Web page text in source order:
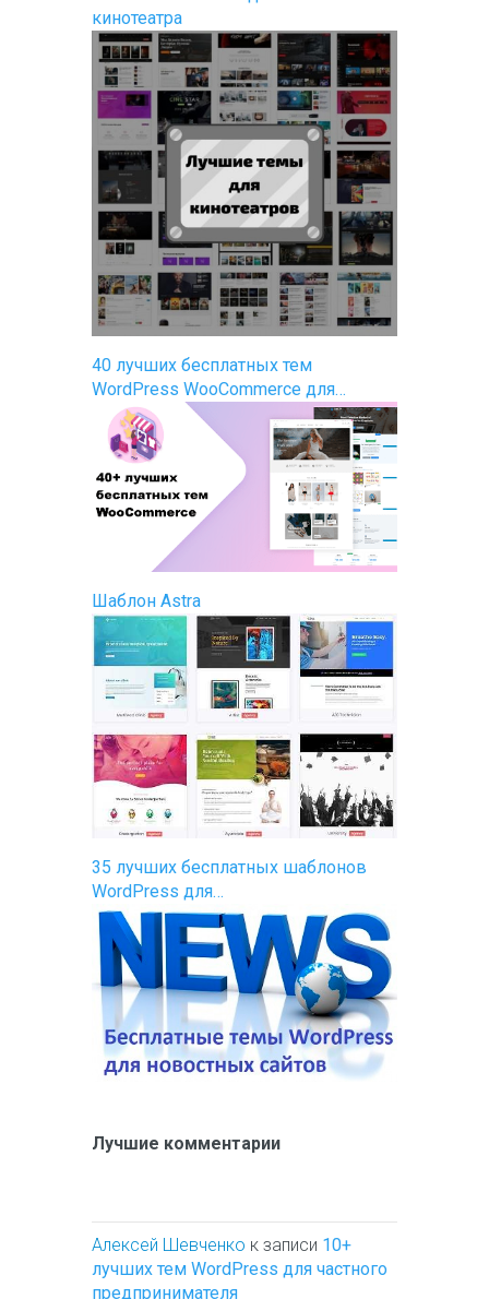
кинотеатра
40 лучших бесплатных тем
WordPress WooCommerce для…
Шаблон Astra
35 лучших бесплатных шаблонов
WordPress для…
Лучшие комментарии
Алексей Шевченко к записи 10+
лучших тем WordPress для частного
предпринимателя